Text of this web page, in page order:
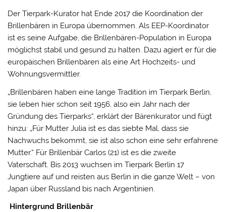
Der Tierpark-Kurator hat Ende 2017 die Koordination der
Brillenbären in Europa übernommen. Als EEP-Koordinator
ist es seine Aufgabe, die Brillenbären-Population in Europa
möglichst stabil und gesund zu halten. Dazu agiert er für die
europäischen Brillenbären als eine Art Hochzeits- und
Wohnungsvermittler.
„Brillenbären haben eine lange Tradition im Tierpark Berlin,
sie leben hier schon seit 1956, also ein Jahr nach der
Gründung des Tierparks“, erklärt der Bärenkurator und fügt
hinzu: „Für Mutter Julia ist es das siebte Mal, dass sie
Nachwuchs bekommt, sie ist also schon eine sehr erfahrene
Mutter.“ Für Brillenbär Carlos (21) ist es die zweite
Vaterschaft. Bis 2013 wuchsen im Tierpark Berlin 17
Jungtiere auf und reisten aus Berlin in die ganze Welt – von
Japan über Russland bis nach Argentinien.
Hintergrund Brillenbär